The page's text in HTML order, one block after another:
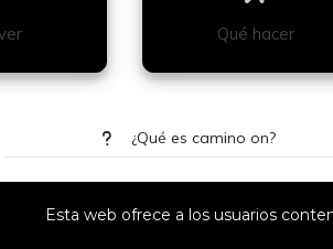
Qué hacer
¿Qué es camino on?
Esta web ofrece a los usuarios